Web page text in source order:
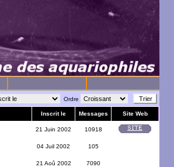
Ordre
Inscrit le Messages Site Web
21 Juin 2002 10918
04 Juil 2002 105
21 Aoû 2002 7090